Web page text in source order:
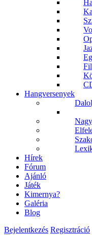
Hangversenyek
Hírek
Fórum
Ajánló
Játék
Kimernya?
Galéria
Blog
Bejelentkezés Regisztráció